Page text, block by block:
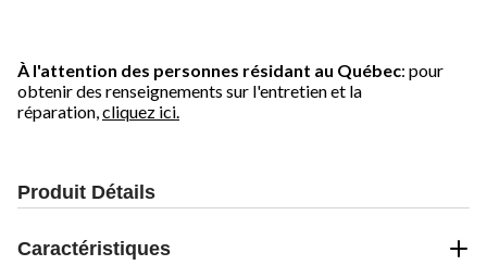
À l'attention des personnes résidant au Québec: pour
obtenir des renseignements sur l'entretien et la
réparation, cliquez ici.
Produit Détails
Caractéristiques